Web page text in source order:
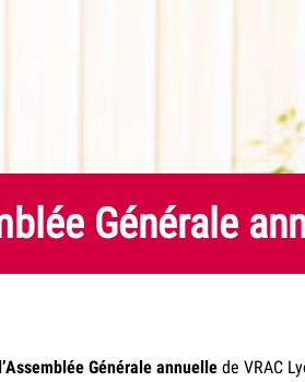
Générale
Générale annuelle de VRAC